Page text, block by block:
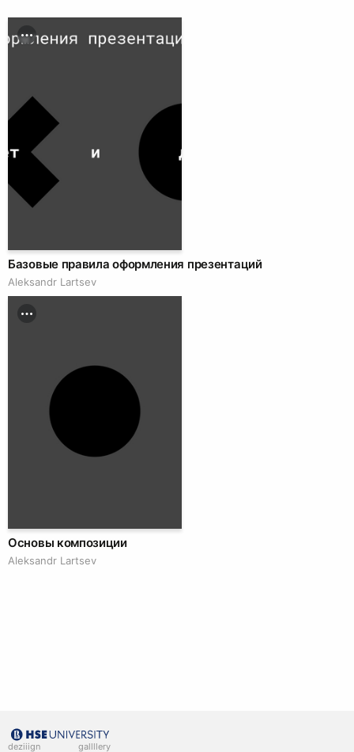
Базовые правила оформления презентаций
Аleksandr Lartsev
Основы композиции
Аleksandr Lartsev
deziiign
gallllery